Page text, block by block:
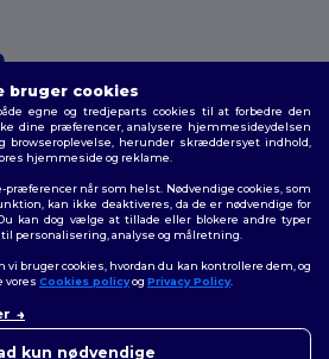
forbeholdes
politik|Fortrolighedspolitik|Politik for
bruger cookies
egne og tredjeparts cookies til at forbedre den
dine præferencer, analysere hjemmesideydelsen
browseroplevelse, herunder skræddersyet indhold,
hjemmeside og reklame.
når som helst. Nødvendige cookies, som
kan ikke deaktiveres, da de er nødvendige for
kan dog vælge at tillade eller blokere andre typer
personalisering, analyse og målretning.
vi bruger cookies, hvordan du kan kontrollere dem, og
vores Cookies policyog Privacy Policy.
kun nødvendige